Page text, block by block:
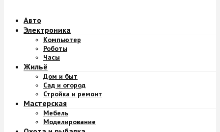
Авто
Электроника
Компьютер
Роботы
Часы
Жильё
Дом и быт
Сад и огород
Стройка и ремонт
Мастерская
Мебель
Моделирование